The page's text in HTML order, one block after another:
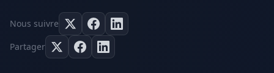
Nous suivre
Partager